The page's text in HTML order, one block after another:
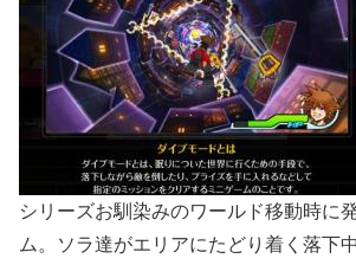
シリーズお馴染みのワールド移動時に
ム。ソラ達がエリアにたどり着く落下